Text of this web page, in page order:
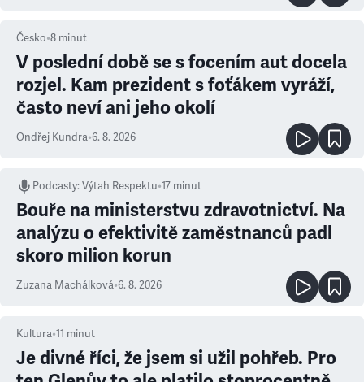
Česko•8 minut
V poslední době se s focením aut docela
rozjel. Kam prezident s foťákem vyráží,
často neví ani jeho okolí
Ondřej Kundra•6. 8. 2026
Podcasty:Výtah Respektu•17 minut
Bouře na ministerstvu zdravotnictví. Na
analýzu o efektivitě zaměstnanců padl
skoro milion korun
Zuzana Machálková•6. 8. 2026
Kultura•11 minut
Je divné říci, že jsem si užil pohřeb. Pro